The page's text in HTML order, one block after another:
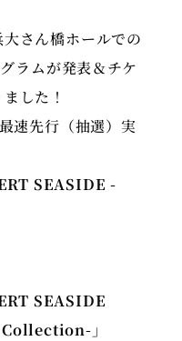
さん橋ホールでの
ラムが発表＆チケ
した！
速先行（抽選）実
SEASIDE -
SEASIDE
」